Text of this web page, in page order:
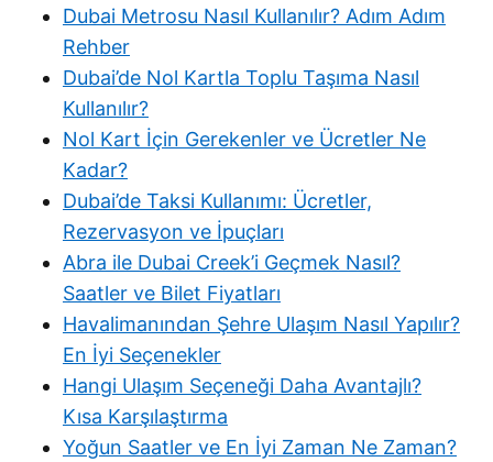
Dubai Metrosu Nasıl Kullanılır? Adım Adım
Rehber
Dubai’de Nol Kartla Toplu Taşıma Nasıl
Kullanılır?
Nol Kart İçin Gerekenler ve Ücretler Ne
Kadar?
Dubai’de Taksi Kullanımı: Ücretler,
Rezervasyon ve İpuçları
Abra ile Dubai Creek’i Geçmek Nasıl?
Saatler ve Bilet Fiyatları
Havalimanından Şehre Ulaşım Nasıl Yapılır?
En İyi Seçenekler
Hangi Ulaşım Seçeneği Daha Avantajlı?
Kısa Karşılaştırma
Yoğun Saatler ve En İyi Zaman Ne Zaman?